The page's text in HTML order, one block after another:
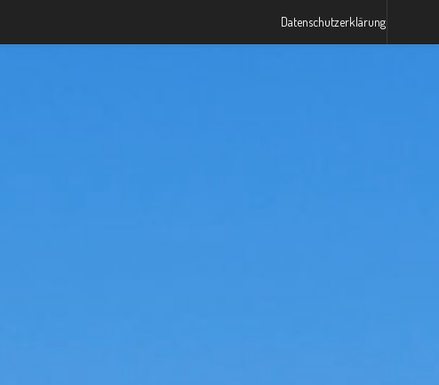
Datenschutzerklärung